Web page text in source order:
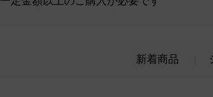
新着商品